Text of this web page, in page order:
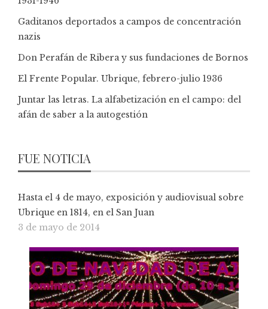
Gaditanos deportados a campos de concentración
nazis
Don Perafán de Ribera y sus fundaciones de Bornos
El Frente Popular. Ubrique, febrero-julio 1936
Juntar las letras. La alfabetización en el campo: del
afán de saber a la autogestión
FUE NOTICIA
Hasta el 4 de mayo, exposición y audiovisual sobre
Ubrique en 1814, en el San Juan
3 de mayo de 2014